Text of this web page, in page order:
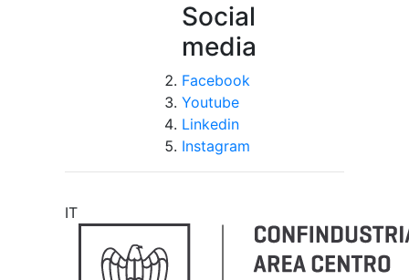
Social
media
Facebook
Youtube
Linkedin
Instagram
IT